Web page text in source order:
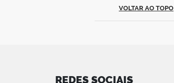
VOLTAR AO TOPO
REDES SOCIAIS